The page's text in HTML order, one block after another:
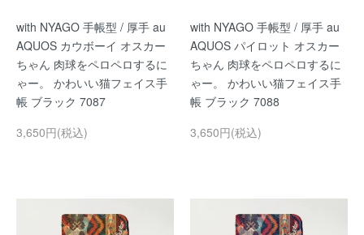
with NYAGO 手帳型 / 厚手 au
AQUOS カウボーイ オスカー
ちゃん 肉球をペロペロするに
ゃー。 かわいい猫フェイス手
帳 ブラック 7087
3,650円(税込)
with NYAGO 手帳型 / 厚手 au
AQUOS パイロット オスカー
ちゃん 肉球をペロペロするに
ゃー。 かわいい猫フェイス手
帳 ブラック 7088
3,650円(税込)